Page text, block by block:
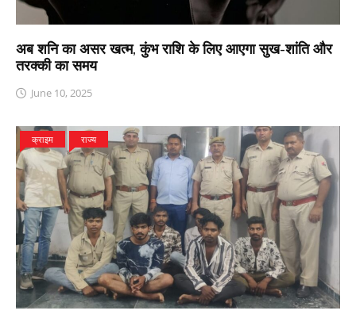
अब शनि का असर खत्म, कुंभ राशि के लिए आएगा सुख-शांति और
तरक्की का समय
June 10, 2025
क्राइम राज्य